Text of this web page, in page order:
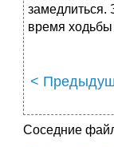
замедлиться.
время
<
Соседние